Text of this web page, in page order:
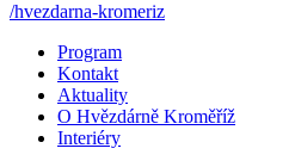
/hvezdarna-kromeriz
Program
Kontakt
Aktuality
O Hvězdárně Kroměříž
Interiéry